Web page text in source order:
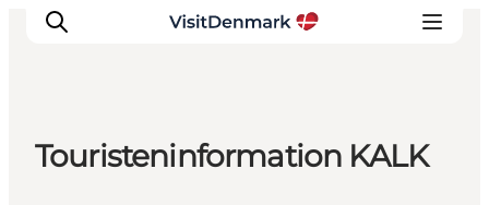
Touristeninformation KALK